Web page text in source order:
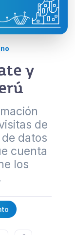
y
de
datos
cuenta
los